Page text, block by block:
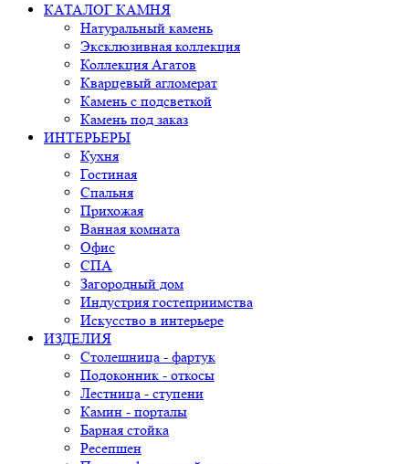
КАТАЛОГ КАМНЯ
Натуральный камень
Эксклюзивная коллекция
Коллекция Агатов
Кварцевый агломерат
Камень с подсветкой
Камень под заказ
ИНТЕРЬЕРЫ
Кухня
Гостиная
Спальня
Прихожая
Ванная комната
Офис
СПА
Загородный дом
Индустрия гостеприимства
Искусство в интерьере
ИЗДЕЛИЯ
Столешница - фартук
Подоконник - откосы
Лестница - ступени
Камин - порталы
Барная стойка
Ресепшен